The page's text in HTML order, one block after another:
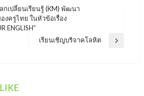
กเปลี่ยนเรียนรู้ (KM) พัฒนา
งครูไทย ในหัวข้อเรื่อง
ENGLISH”
Next
เรียนเชิญบริจาคโลหิต